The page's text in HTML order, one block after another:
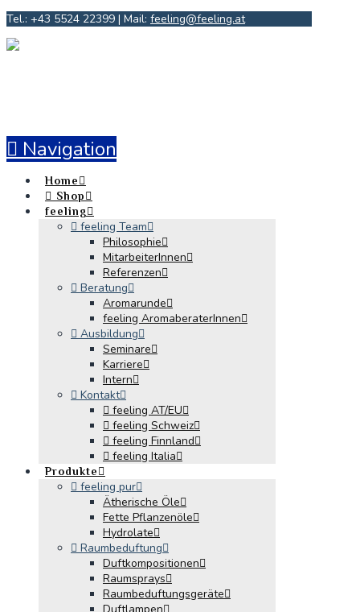
Tel.: +43 5524 22399 | Mail: feeling@feeling.at
Navigation
Home
Shop
feeling
feeling Team
Philosophie
MitarbeiterInnen
Referenzen
Beratung
Aromarunde
feeling AromaberaterInnen
Ausbildung
Seminare
Karriere
Intern
Kontakt
feeling AT/EU
feeling Schweiz
feeling Finnland
feeling Italia
Produkte
feeling pur
Ätherische Öle
Fette Pflanzenöle
Hydrolate
Raumbeduftung
Duftkompositionen
Raumsprays
Raumbeduftungsgeräte